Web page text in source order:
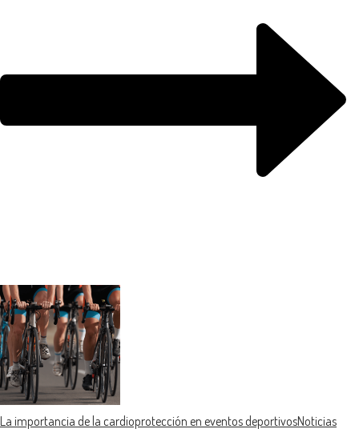
La importancia de la cardioprotección en eventos deportivosNoticias